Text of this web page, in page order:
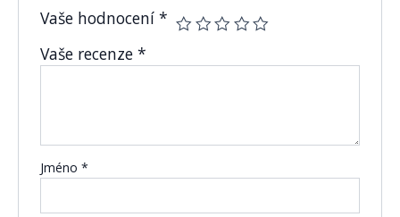
Vaše hodnocení*
Vaše recenze*
Jméno*